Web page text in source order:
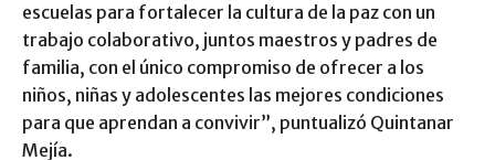
escuelas para fortalecer la cultura de la paz con un
trabajo colaborativo, juntos maestros y padres de
familia, con el único compromiso de ofrecer a los
niños, niñas y adolescentes las mejores condiciones
para que aprendan a convivir”, puntualizó Quintanar
Mejía.